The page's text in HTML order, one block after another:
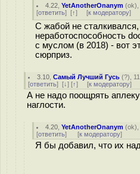
4.22 ,YetAnotherOnanym (ok),
[ответить] [↑] [к модератору]
С жабой не сталкивался,
неработоспособность
с муслом (в 2018) - вот
сюрприз.
3.10 ,Самый Лучший Гусь (?),
[ответить] [↓] [↑] [к модератору]
А не надо поощрять
наглости.
4.20 ,YetAnotherOnanym (ok),
[ответить] [к модератору]
Я бы добавил, что их